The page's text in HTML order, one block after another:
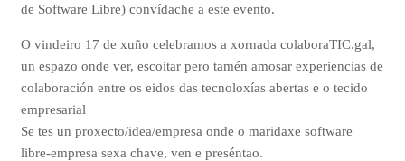
de Software Libre) convídache a este evento.
O vindeiro 17 de xuño celebramos a xornada colaboraTIC.gal,
un espazo onde ver, escoitar pero tamén amosar experiencias de
colaboración entre os eidos das tecnoloxías abertas e o tecido
empresarial
Se tes un proxecto/idea/empresa onde o maridaxe software
libre-empresa sexa chave, ven e preséntao.